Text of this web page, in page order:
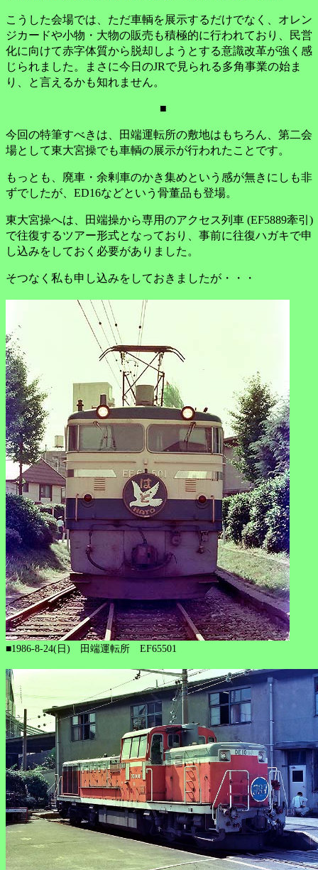
こうした会場では、ただ車輌を展示するだけでなく、オレン
ジカードや小物・大物の販売も積極的に行われており、民営
化に向けて赤字体質から脱却しようとする意識改革が強く感
じられました。まさに今日のJRで見られる多角事業の始ま
り、と言えるかも知れません。
■
今回の特筆すべきは、田端運転所の敷地はもちろん、第二会
場として東大宮操でも車輌の展示が行われたことです。
もっとも、廃車・余剰車のかき集めという感が無きにしも非
ずでしたが、ED16などという骨董品も登場。
東大宮操へは、田端操から専用のアクセス列車 (EF5889牽引)
で往復するツアー形式となっており、事前に往復ハガキで申
し込みをしておく必要がありました。
そつなく私も申し込みをしておきましたが・・・
■1986-8-24(日) 田端運転所 EF65501